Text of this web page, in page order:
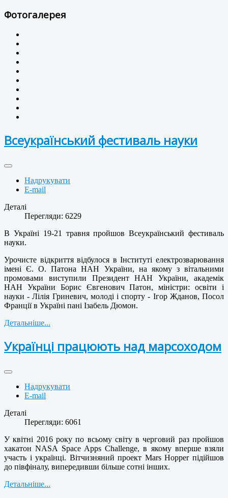
Фотогалерея
Всеукраїнський фестиваль науки
Надрукувати
E-mail
Деталі
Перегляди: 6229
В Україні 19-21 травня пройшов Всеукраїнський фестиваль
науки.
Урочисте відкриття відбулося в Інституті електрозварювання
імені Є. О. Патона НАН України, на якому з вітальними
промовами виступили Президент НАН України, академік
НАН України Борис Євгенович Патон, міністри: освіти і
науки - Лілія Гриневич, молоді і спорту - Ігор Жданов, Посол
Франції в Україні пані Ізабель Дюмон.
Детальніше...
Українці працюють над марсоходом
Надрукувати
E-mail
Деталі
Перегляди: 6061
У квітні 2016 року по всьому світу в черговий раз пройшов
хакатон NASA Space Apps Challenge, в якому вперше взяли
участь і українці. Вітчизняний проект Mars Hopper підійшов
до півфіналу, випередивши більше сотні інших.
Детальніше...